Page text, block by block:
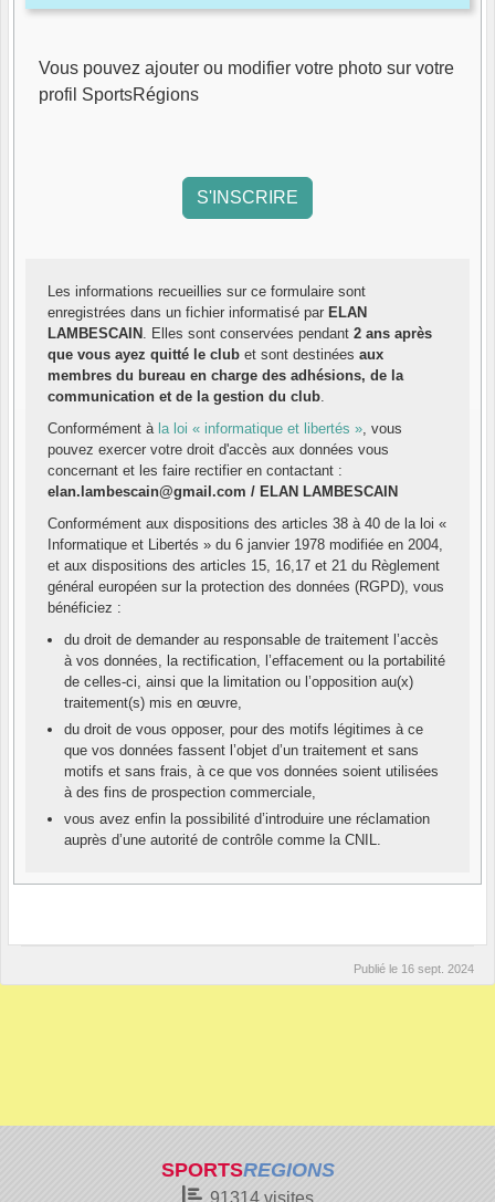
Vous pouvez ajouter ou modifier votre photo sur votre
profil SportsRégions
Les informations recueillies sur ce formulaire sont
enregistrées dans un fichier informatisé par ELAN
LAMBESCAIN . Elles sont conservées pendant 2 ans après
que vous ayez quitté le club et sont destinées aux
membres du bureau en charge des adhésions, de la
communication et de la gestion du club.
Conformément à la loi « informatique et libertés », vous
pouvez exercer votre droit d'accès aux données vous
concernant et les faire rectifier en contactant :
elan.lambescain@gmail.com / ELAN LAMBESCAIN
Conformément aux dispositions des articles 38 à 40 de la loi «
Informatique et Libertés » du 6 janvier 1978 modifiée en 2004,
et aux dispositions des articles 15, 16,17 et 21 du Règlement
général européen sur la protection des données (RGPD), vous
bénéficiez :
du droit de demander au responsable de traitement l’accès
à vos données, la rectification, l’effacement ou la portabilité
de celles-ci, ainsi que la limitation ou l’opposition au(x)
traitement(s) mis en œuvre,
du droit de vous opposer, pour des motifs légitimes à ce
que vos données fassent l’objet d’un traitement et sans
motifs et sans frais, à ce que vos données soient utilisées
à des fins de prospection commerciale,
vous avez enfin la possibilité d’introduire une réclamation
auprès d’une autorité de contrôle comme la CNIL.
Publié le 16 sept. 2024
SPORTSREGIONS
91314visites